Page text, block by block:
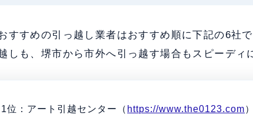
すすめの引っ越し業者はおすすめ順に下記の6社
しも、堺市から市外へ引っ越す場合もスピーディ
1位：アート引越センター（ https://www.the0123.com）